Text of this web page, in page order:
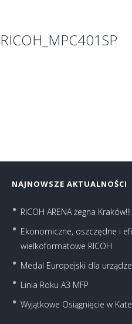
RICOH_MPC401SP
NAJNOWSZE AKTUALNOŚCI
RICOH ARENA żegna Kraków!!!
Ekonomiczne, oszczędne i
wielkoformatowe RICOH
Medal Europejski dla
Linia Roku A3 MFP
Wyjątkowe Osiągnięcie w